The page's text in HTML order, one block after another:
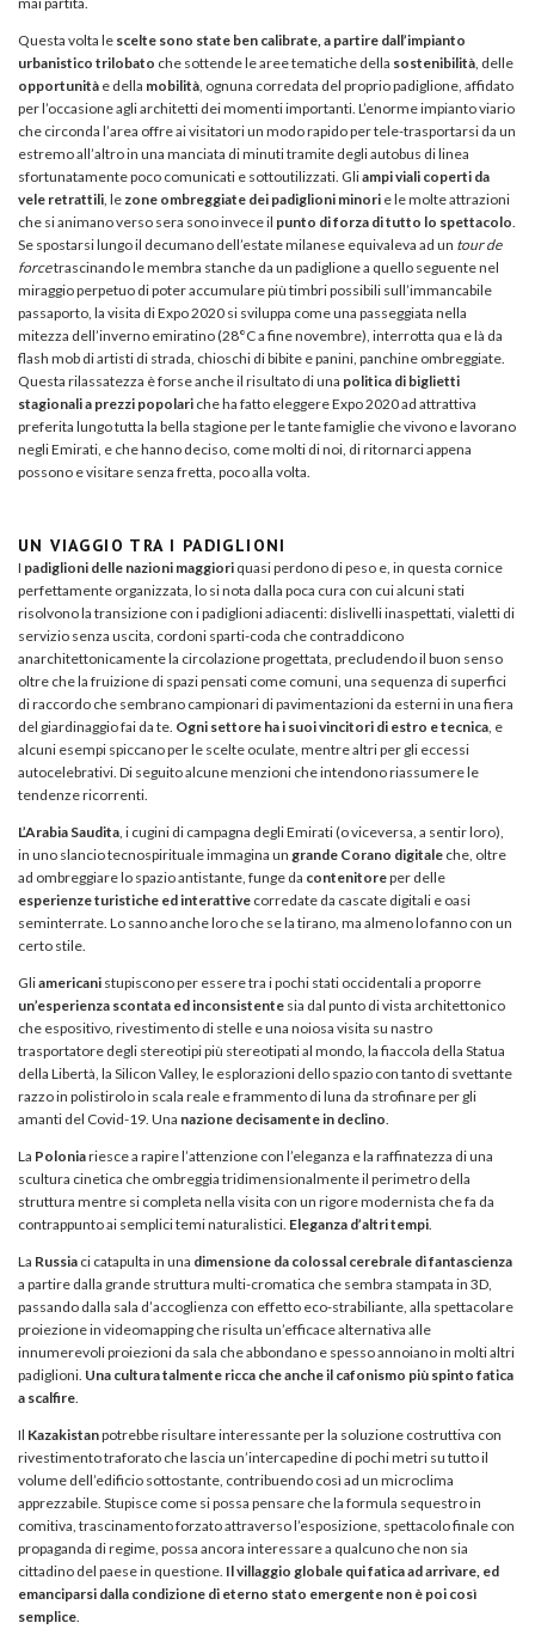
Questa volta le scelte sono state ben calibrate, a partire dall’impianto
urbanistico trilobato che sottende le aree tematiche della sostenibilità , delle
opportunità e della mobilità , ognuna corredata del proprio padiglione, affidato
per l’occasione agli architetti dei momenti importanti. L’enorme impianto viario
che circonda l’area offre ai visitatori un modo rapido per tele-trasportarsi da un
estremo all’altro in una manciata di minuti tramite degli autobus di linea
sfortunatamente poco comunicati e sottoutilizzati. Gliampi viali coperti da
vele retrattili , le zone ombreggiate dei padiglioni minori e le molte attrazioni
che si animano verso sera sono invece il punto di forza di tutto lo spettacolo
Se spostarsi lungo il decumano dell’estate milanese equivaleva ad un tour de
forcetrascinando le membra stanche da un padiglione a quello seguente nel
miraggio perpetuo di poter accumulare più timbri possibili sull’immancabile
passaporto, la visita di Expo 2020 si sviluppa come una passeggiata nella
mitezza dell’inverno emiratino (28°C a fine novembre), interrotta qua e là da
flash mob di artisti di strada, chioschi di bibite e panini, panchine ombreggiate.
Questa rilassatezza è forse anche il risultato di una politica di biglietti
stagionali a prezzi popolari che ha fatto eleggere Expo 2020 ad attrattiva
preferita lungo tutta la bella stagione per le tante famiglie che vivono e lavorano
negli Emirati, e che hanno deciso, come molti di noi, di ritornarci appena
possono e visitare senza fretta, poco alla volta.
UN VIAGGIO TRA I PADIGLIONI
I padiglioni delle nazioni maggiori quasi perdono di peso e, in questa cornice
perfettamente organizzata, lo si nota dalla poca cura con cui alcuni stati
risolvono la transizione con i padiglioni adiacenti: dislivelli inaspettati, vialetti di
servizio senza uscita, cordoni sparti-coda che contraddicono
anarchitettonicamente la circolazione progettata, precludendo il buon senso
oltre che la fruizione di spazi pensati come comuni, una sequenza di superfici
di raccordo che sembrano campionari di pavimentazioni da esterni in una fiera
del giardinaggio fai da te. Ogni settore ha i suoi vincitori di estro e tecnica , e
alcuni esempi spiccano per le scelte oculate, mentre altri per gli eccessi
autocelebrativi. Di seguito alcune menzioni che intendono riassumere le
tendenze ricorrenti.
L’Arabia Saudita , i cugini di campagna degli Emirati (o viceversa, a sentir loro),
in uno slancio tecnospirituale immagina un grande Corano digitale che, oltre
ad ombreggiare lo spazio antistante, funge da contenitoreper delle
esperienze turistiche ed interattive corredate da cascate digitali e oasi
seminterrate. Lo sanno anche loro che se la tirano, ma almeno lo fanno con un
certo stile.
Gliamericani stupiscono per essere tra i pochi stati occidentali a proporre
un’esperienza scontata ed inconsistente sia dal punto di vista architettonico
che espositivo, rivestimento di stelle e una noiosa visita su nastro
trasportatore degli stereotipi più stereotipati al mondo, la fiaccola della Statua
della Libertà, la Silicon Valley, le esplorazioni dello spazio con tanto di svettante
razzo in polistirolo in scala reale e frammento di luna da strofinare per gli
amanti del Covid-19. Una nazione decisamente in declino
La Poloniariesce a rapire l’attenzione con l’eleganza e la raffinatezza di una
scultura cinetica che ombreggia tridimensionalmente il perimetro della
struttura mentre si completa nella visita con un rigore modernista che fa da
contrappunto ai semplici temi naturalistici. Eleganza d’altri tempi
La Russia ci catapulta in una dimensione da colossal cerebrale di fantascienza
a partire dalla grande struttura multi-cromatica che sembra stampata in 3D,
passando dalla sala d’accoglienza con effetto eco-strabiliante, alla spettacolare
proiezione in videomapping che risulta un’efficace alternativa alle
innumerevoli proiezioni da sala che abbondano e spesso annoiano in molti altri
padiglioni. Una cultura talmente ricca che anche il cafonismo più spinto fatica
a scalfire
Il Kazakistanpotrebbe risultare interessante per la soluzione costruttiva con
rivestimento traforato che lascia un’intercapedine di pochi metri su tutto il
volume dell’edificio sottostante, contribuendo così ad un microclima
apprezzabile. Stupisce come si possa pensare che la formula sequestro in
comitiva, trascinamento forzato attraverso l’esposizione, spettacolo finale con
propaganda di regime, possa ancora interessare a qualcuno che non sia
cittadino del paese in questione. Il villaggio globale qui fatica ad arrivare, ed
emanciparsi dalla condizione di eterno stato emergente non è poi così
semplice